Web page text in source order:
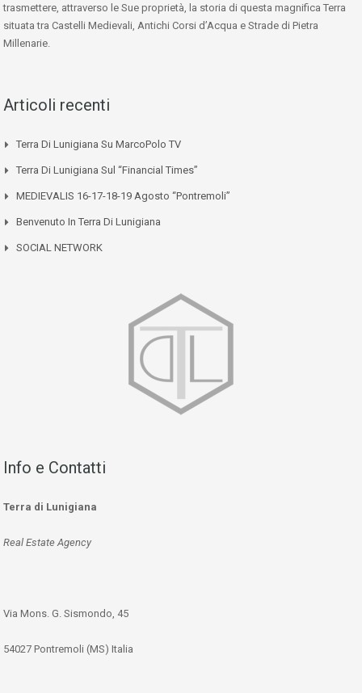
trasmettere, attraverso le Sue proprietà, la storia di questa magnifica Terra
situata tra Castelli Medievali, Antichi Corsi d’Acqua e Strade di Pietra
Millenarie.
Articoli recenti
Terra Di Lunigiana Su MarcoPolo TV
Terra Di Lunigiana Sul “Financial Times”
MEDIEVALIS 16-17-18-19 Agosto “Pontremoli”
Benvenuto In Terra Di Lunigiana
SOCIAL NETWORK
Info e Contatti
Terra di Lunigiana
Real Estate Agency
Via Mons. G. Sismondo, 45
54027 Pontremoli (MS) Italia